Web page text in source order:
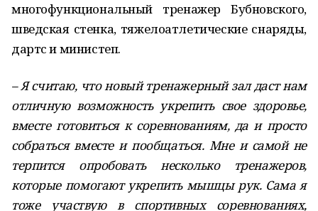
многофункциональный тренажер Бубновского,
шведская стенка, тяжелоатлетические снаряды,
дартс и министеп.
– Я считаю, что новый тренажерный зал даст нам
отличную возможность укрепить свое здоровье,
вместе готовиться к соревнованиям, да и просто
собраться вместе и пообщаться. Мне и самой не
терпится опробовать несколько тренажеров,
которые помогают укрепить мышцы рук. Сама я
тоже участвую в спортивных соревнованиях,